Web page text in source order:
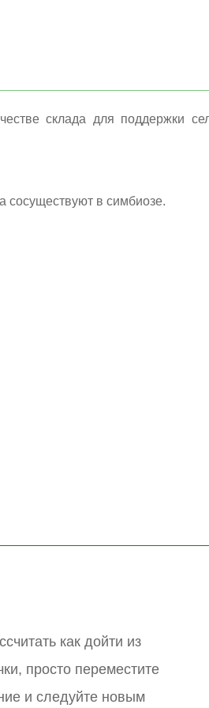
склада для поддержки
сосуществуют в симбиозе.
как дойти из
просто переместите
и следуйте новым